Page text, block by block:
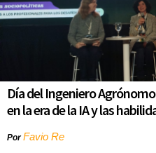
Día del Ingeniero
en la era de la IA y las
PorFavio Re